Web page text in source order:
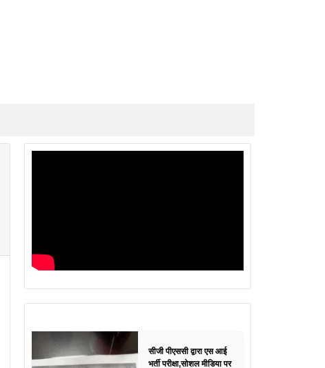
सीजी पीएससी द्वारा एस आई
भर्ती परीक्षा,सोशल मीडिया पर